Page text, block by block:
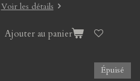
Voir les détails
Ajouter au panier
Épuisé